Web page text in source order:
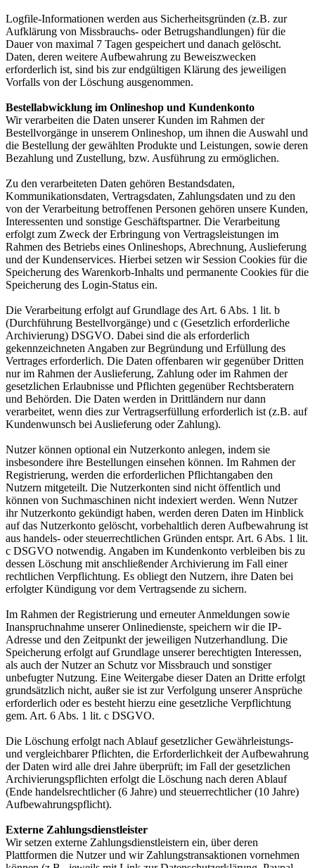
Logfile-Informationen werden aus Sicherheitsgründen (z.B. zur
Aufklärung von Missbrauchs- oder Betrugshandlungen) für die
Dauer von maximal 7 Tagen gespeichert und danach gelöscht.
Daten, deren weitere Aufbewahrung zu Beweiszwecken
erforderlich ist, sind bis zur endgültigen Klärung des jeweiligen
Vorfalls von der Löschung ausgenommen.
Bestellabwicklung im Onlineshop und Kundenkonto
Wir verarbeiten die Daten unserer Kunden im Rahmen der
Bestellvorgänge in unserem Onlineshop, um ihnen die Auswahl und
die Bestellung der gewählten Produkte und Leistungen, sowie deren
Bezahlung und Zustellung, bzw. Ausführung zu ermöglichen.
Zu den verarbeiteten Daten gehören Bestandsdaten,
Kommunikationsdaten, Vertragsdaten, Zahlungsdaten und zu den
von der Verarbeitung betroffenen Personen gehören unsere Kunden,
Interessenten und sonstige Geschäftspartner. Die Verarbeitung
erfolgt zum Zweck der Erbringung von Vertragsleistungen im
Rahmen des Betriebs eines Onlineshops, Abrechnung, Auslieferung
und der Kundenservices. Hierbei setzen wir Session Cookies für die
Speicherung des Warenkorb-Inhalts und permanente Cookies für die
Speicherung des Login-Status ein.
Die Verarbeitung erfolgt auf Grundlage des Art. 6 Abs. 1 lit. b
(Durchführung Bestellvorgänge) und c (Gesetzlich erforderliche
Archivierung) DSGVO. Dabei sind die als erforderlich
gekennzeichneten Angaben zur Begründung und Erfüllung des
Vertrages erforderlich. Die Daten offenbaren wir gegenüber Dritten
nur im Rahmen der Auslieferung, Zahlung oder im Rahmen der
gesetzlichen Erlaubnisse und Pflichten gegenüber Rechtsberatern
und Behörden. Die Daten werden in Drittländern nur dann
verarbeitet, wenn dies zur Vertragserfüllung erforderlich ist (z.B. auf
Kundenwunsch bei Auslieferung oder Zahlung).
Nutzer können optional ein Nutzerkonto anlegen, indem sie
insbesondere ihre Bestellungen einsehen können. Im Rahmen der
Registrierung, werden die erforderlichen Pflichtangaben den
Nutzern mitgeteilt. Die Nutzerkonten sind nicht öffentlich und
können von Suchmaschinen nicht indexiert werden. Wenn Nutzer
ihr Nutzerkonto gekündigt haben, werden deren Daten im Hinblick
auf das Nutzerkonto gelöscht, vorbehaltlich deren Aufbewahrung ist
aus handels- oder steuerrechtlichen Gründen entspr. Art. 6 Abs. 1 lit.
c DSGVO notwendig. Angaben im Kundenkonto verbleiben bis zu
dessen Löschung mit anschließender Archivierung im Fall einer
rechtlichen Verpflichtung. Es obliegt den Nutzern, ihre Daten bei
erfolgter Kündigung vor dem Vertragsende zu sichern.
Im Rahmen der Registrierung und erneuter Anmeldungen sowie
Inanspruchnahme unserer Onlinedienste, speichern wir die IP-
Adresse und den Zeitpunkt der jeweiligen Nutzerhandlung. Die
Speicherung erfolgt auf Grundlage unserer berechtigten Interessen,
als auch der Nutzer an Schutz vor Missbrauch und sonstiger
unbefugter Nutzung. Eine Weitergabe dieser Daten an Dritte erfolgt
grundsätzlich nicht, außer sie ist zur Verfolgung unserer Ansprüche
erforderlich oder es besteht hierzu eine gesetzliche Verpflichtung
gem. Art. 6 Abs. 1 lit. c DSGVO.
Die Löschung erfolgt nach Ablauf gesetzlicher Gewährleistungs-
und vergleichbarer Pflichten, die Erforderlichkeit der Aufbewahrung
der Daten wird alle drei Jahre überprüft; im Fall der gesetzlichen
Archivierungspflichten erfolgt die Löschung nach deren Ablauf
(Ende handelsrechtlicher (6 Jahre) und steuerrechtlicher (10 Jahre)
Aufbewahrungspflicht).
Externe Zahlungsdienstleister
Wir setzen externe Zahlungsdienstleistern ein, über deren
Plattformen die Nutzer und wir Zahlungstransaktionen vornehmen